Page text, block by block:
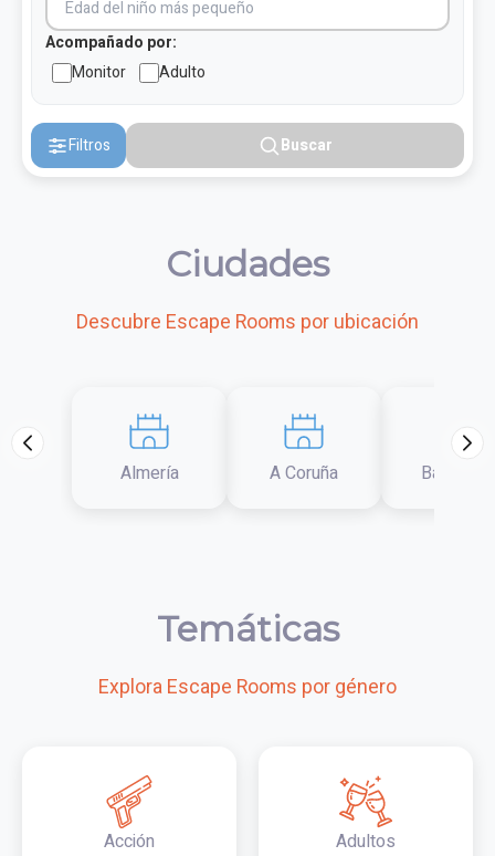
Acompañado por:
Monitor
Adulto
Filtros Buscar
Ciudades
Descubre Escape Rooms por ubicación
Almería A Coruña
Temáticas
Explora Escape Rooms por género
Acción Adultos